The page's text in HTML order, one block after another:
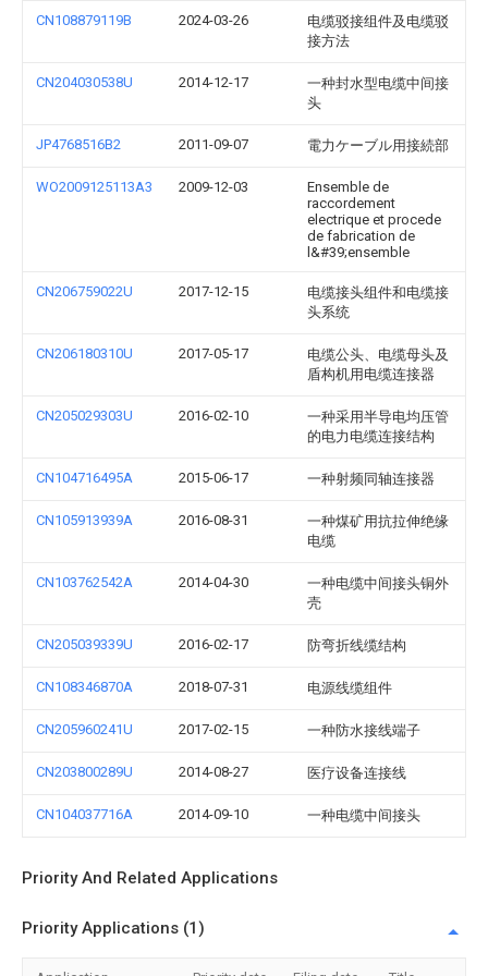
CN108879119B 2024-03-26
电缆驳接组件及电缆驳
接方法
CN204030538U 2014-12-17
一种封水型电缆中间接
头
JP4768516B2 2011-09-07 電力ケーブル用接続部
WO2009125113A3 2009-12-03
Ensemble de
raccordement
electrique et procede
de fabrication de
l&#39;ensemble
CN206759022U 2017-12-15
电缆接头组件和电缆接
头系统
CN206180310U 2017-05-17
电缆公头、电缆母头及
盾构机用电缆连接器
CN205029303U 2016-02-10
一种采用半导电均压管
的电力电缆连接结构
CN104716495A 2015-06-17 一种射频同轴连接器
CN105913939A 2016-08-31
一种煤矿用抗拉伸绝缘
电缆
CN103762542A 2014-04-30
一种电缆中间接头铜外
壳
CN205039339U 2016-02-17 防弯折线缆结构
CN108346870A 2018-07-31 电源线缆组件
CN205960241U 2017-02-15 一种防水接线端子
CN203800289U 2014-08-27 医疗设备连接线
CN104037716A 2014-09-10 一种电缆中间接头
Priority And Related Applications
Priority Applications (1)